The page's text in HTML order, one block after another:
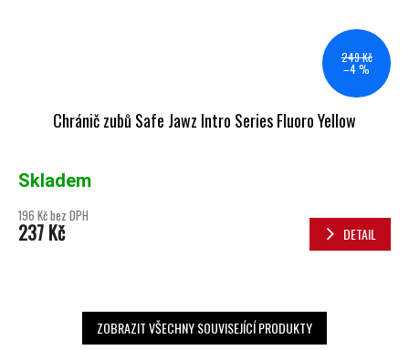
249 Kč
–4 %
Chránič zubů Safe Jawz Intro Series Fluoro Yellow
Skladem
196 Kč bez DPH
237 Kč DETAIL
ZOBRAZIT VŠECHNY SOUVISEJÍCÍ PRODUKTY